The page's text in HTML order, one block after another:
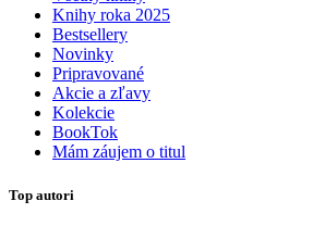
Knihy roka 2025
Bestsellery
Novinky
Pripravované
Akcie a zľavy
Kolekcie
BookTok
Mám záujem o titul
Top autori